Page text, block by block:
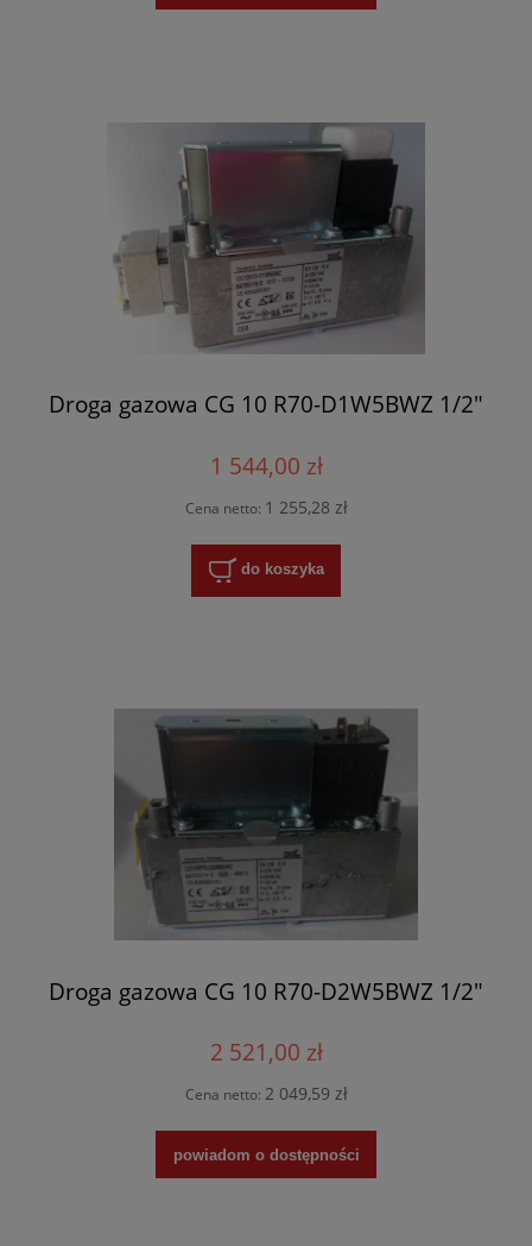
Droga gazowa CG 10 R70-D1W5BWZ 1/2"
1 544,00 zł
Cena netto: 1 255,28 zł
do koszyka
Droga gazowa CG 10 R70-D2W5BWZ 1/2"
2 521,00 zł
Cena netto: 2 049,59 zł
powiadom o dostępności